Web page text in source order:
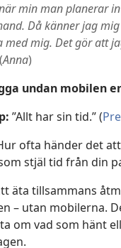
min man planerar
Då känner jag
med mig. Det gör att
Anna)
undan mobilen
”Allt har sin tid.” (
ofta händer det
stjäl tid från din
äta tillsammans
– utan mobilerna.
om vad som hänt